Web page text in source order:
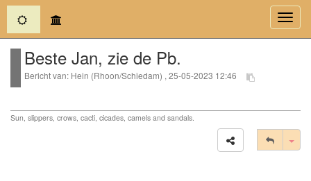
(current)
Beste Jan, zie de Pb.
Bericht van: Hein (Rhoon/Schiedam) , 25-05-2023 12:46
Sun, slippers, crows, cacti, cicades, camels and sandals.